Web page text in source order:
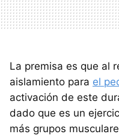
La premisa es que al
aislamiento para el
activación de este
dado que es un
más grupos